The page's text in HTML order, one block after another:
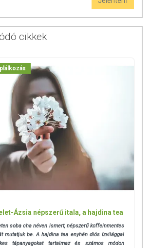
cikkek
Ázsia népszerű itala, a hajdina tea
soba cha néven ismert, népszerű koffeinmentes
mutatjuk be. A hajdina tea enyhén diós ízvilággal
tápanyagokat tartalmaz és számos módon